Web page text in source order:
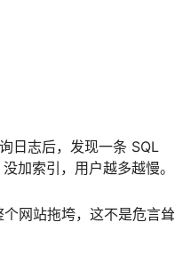
日志后，发现一条 SQL
加索引，用户越多越慢。
网站拖垮，这不是危言耸